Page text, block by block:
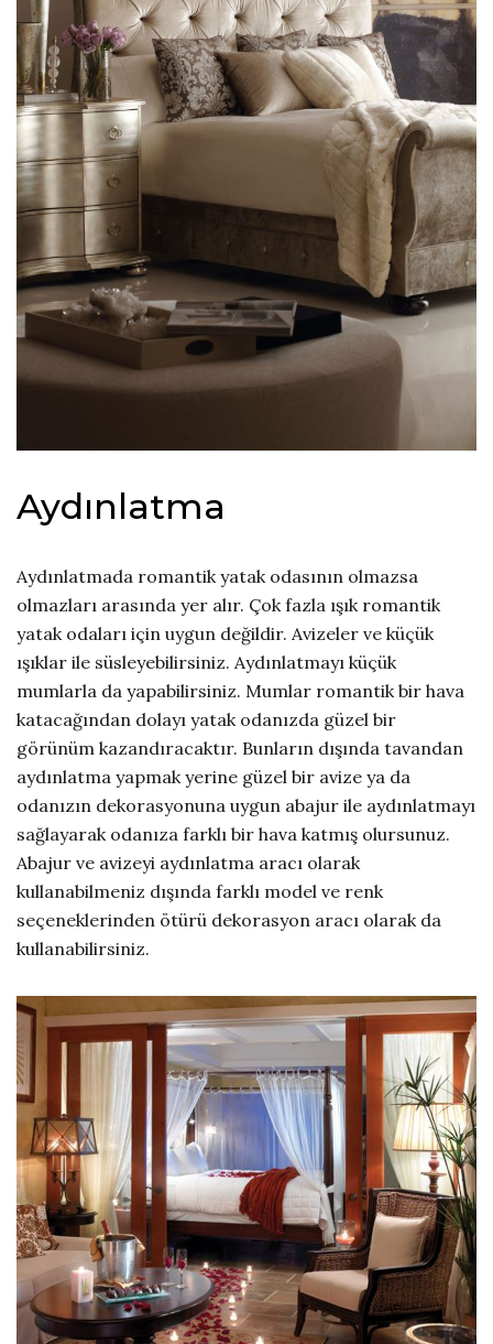
Aydınlatma
Aydınlatmada romantik yatak odasının olmazsa
olmazları arasında yer alır. Çok fazla ışık romantik
yatak odaları için uygun değildir. Avizeler ve küçük
ışıklar ile süsleyebilirsiniz. Aydınlatmayı küçük
mumlarla da yapabilirsiniz. Mumlar romantik bir hava
katacağından dolayı yatak odanızda güzel bir
görünüm kazandıracaktır. Bunların dışında tavandan
aydınlatma yapmak yerine güzel bir avize ya da
odanızın dekorasyonuna uygun abajur ile aydınlatmayı
sağlayarak odanıza farklı bir hava katmış olursunuz.
Abajur ve avizeyi aydınlatma aracı olarak
kullanabilmeniz dışında farklı model ve renk
seçeneklerinden ötürü dekorasyon aracı olarak da
kullanabilirsiniz.